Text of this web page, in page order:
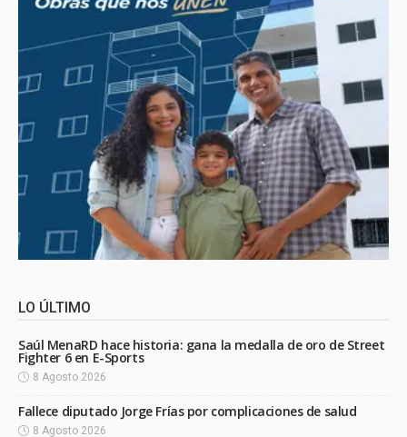
LO ÚLTIMO
Saúl MenaRD hace historia: gana la medalla de oro de Street
Fighter 6 en E-Sports
8 Agosto 2026
Fallece diputado Jorge Frías por complicaciones de salud
8 Agosto 2026